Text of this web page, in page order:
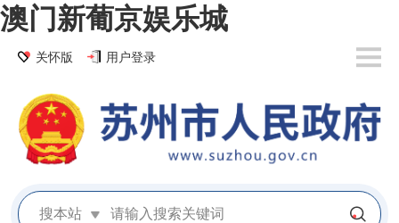
澳门新葡京娱乐城
关怀版 用户登录
搜本站